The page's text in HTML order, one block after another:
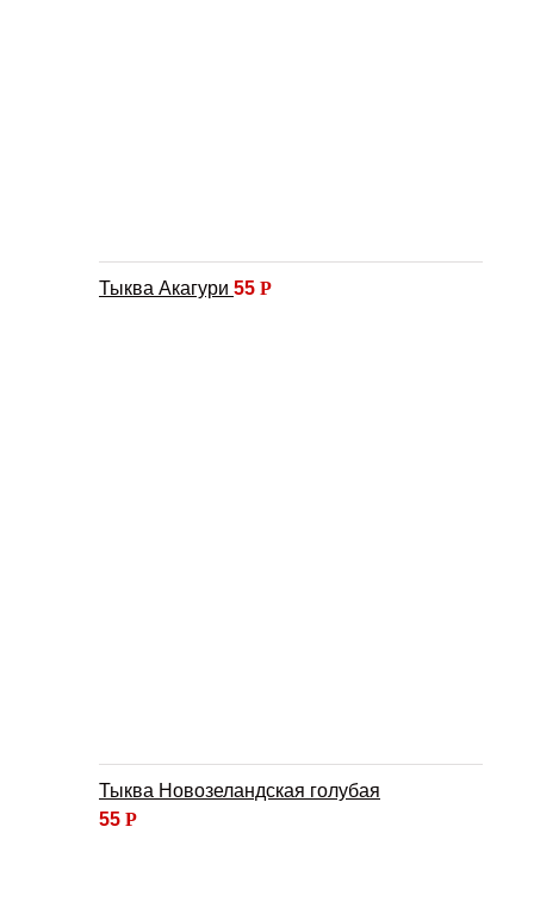
Тыква Акагури 55 Р
Тыква Новозеландская голубая
55 Р